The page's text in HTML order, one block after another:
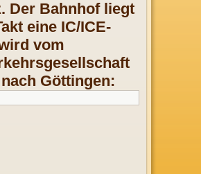
Der Bahnhof liegt
eine IC/ICE-
vom
Göttingen: